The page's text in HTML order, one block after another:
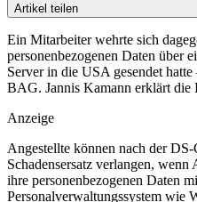
Artikel teilen
Ein Mitarbeiter wehrte sich
personenbezogenen Daten über
Server in die USA gesendet
BAG. Jannis Kamann erklärt die
Anzeige
Angestellte können nach der
Schadensersatz verlangen,
ihre personenbezogenen Daten
Personalverwaltungssystem wie